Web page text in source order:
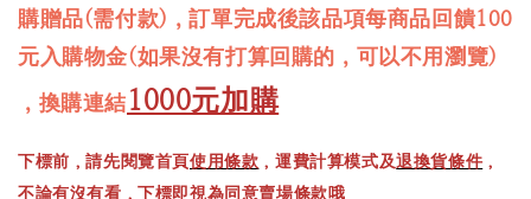
購贈品(需付款)，訂單完成後該品項每商品回饋100
元入購物金(如果沒有打算回購的，可以不用瀏覽)
，換購連結1000元加購
下標前，請先閱覽首頁使用條款 ，運費計算模式及退換貨條件 ，
不論有沒有看，下標即視為同意賣場條款哦